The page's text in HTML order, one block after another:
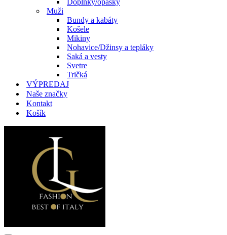
Doplnky/opasky
Muži
Bundy a kabáty
Košele
Mikiny
Nohavice/Džinsy a tepláky
Saká a vesty
Svetre
Tričká
VÝPREDAJ
Naše značky
Kontakt
Košík